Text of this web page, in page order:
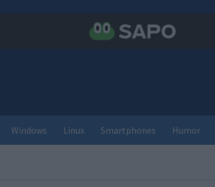
Windows Linux Smartphones Humor